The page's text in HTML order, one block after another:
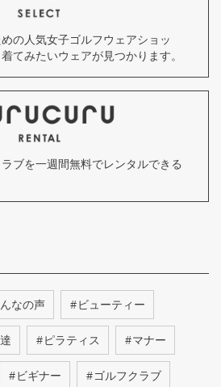
の人気女子ゴルフウェアショッ
てみたいウェアが見つかります。
ブを一週間無料でレンタルできる
なの声 #ビューティー
#ピラティス #マナー
#ビギナー #ゴルフクラブ